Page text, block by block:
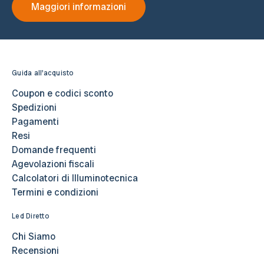
Maggiori informazioni
Guida all'acquisto
Coupon e codici sconto
Spedizioni
Pagamenti
Resi
Domande frequenti
Agevolazioni fiscali
Calcolatori di Illuminotecnica
Termini e condizioni
Led Diretto
Chi Siamo
Recensioni